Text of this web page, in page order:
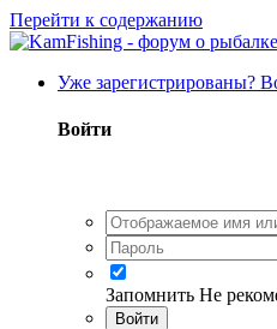
Перейти к содержанию
Уже зарегистрированы?
Войти
Запомнить Не
Войти